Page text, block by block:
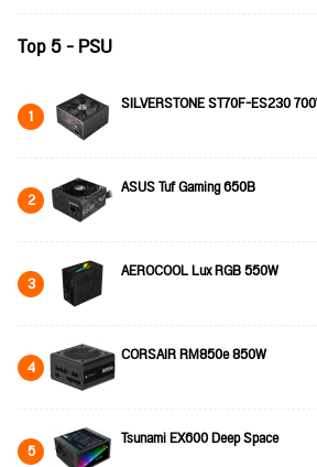
Top 5 - PSU
1 SILVERSTONE ST70F-ES230
2 ASUS Tuf Gaming 650B
3 AEROCOOL Lux RGB 550W
4 CORSAIR RM850e 850W
5 Tsunami EX600 Deep Space